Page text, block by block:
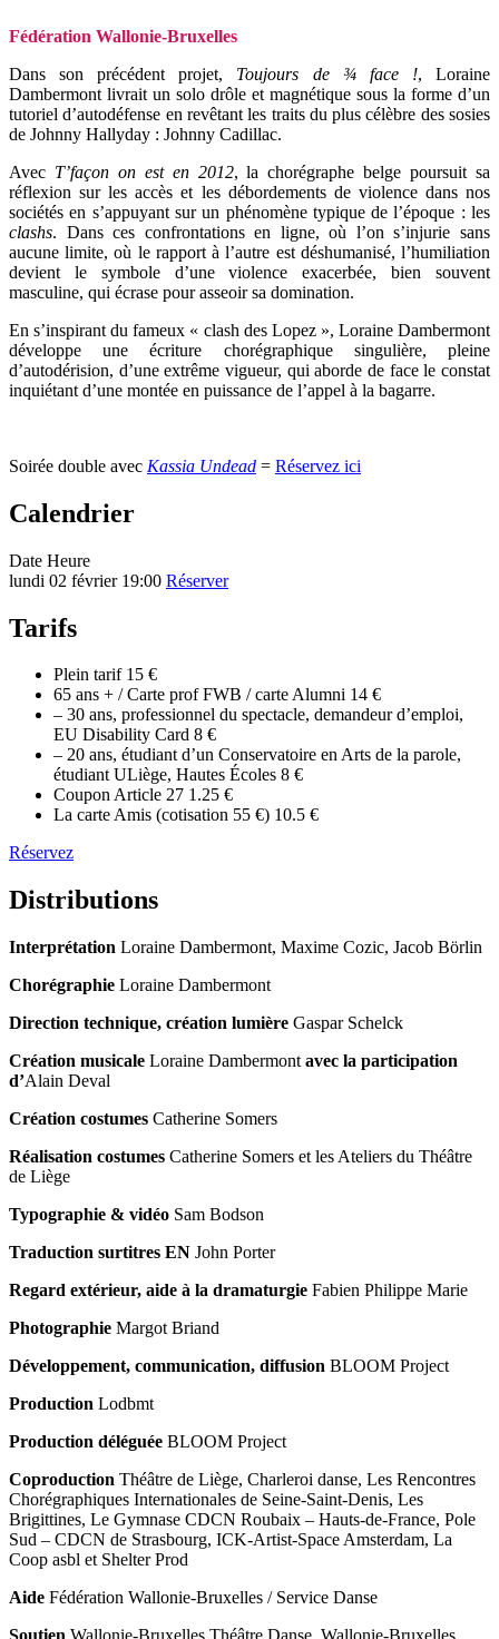
Fédération Wallonie-Bruxelles
Dans son précédent projet, Toujours de ¾ face !, Loraine
Dambermont livrait un solo drôle et magnétique sous la forme d’un
tutoriel d’autodéfense en revêtant les traits du plus célèbre des sosies
de Johnny Hallyday : Johnny Cadillac.
Avec T’façon on est en 2012, la chorégraphe belge poursuit sa
réflexion sur les accès et les débordements de violence dans nos
sociétés en s’appuyant sur un phénomène typique de l’époque : les
clashs. Dans ces confrontations en ligne, où l’on s’injurie sans
aucune limite, où le rapport à l’autre est déshumanisé, l’humiliation
devient le symbole d’une violence exacerbée, bien souvent
masculine, qui écrase pour asseoir sa domination.
En s’inspirant du fameux « clash des Lopez », Loraine Dambermont
développe une écriture chorégraphique singulière, pleine
d’autodérision, d’une extrême vigueur, qui aborde de face le constat
inquiétant d’une montée en puissance de l’appel à la bagarre.
Soirée double avec Kassia Undead = Réservez ici
Calendrier
Date Heure
lundi 02 février 19:00 Réserver
Tarifs
Plein tarif 15 €
65 ans + / Carte prof FWB / carte Alumni 14 €
– 30 ans, professionnel du spectacle, demandeur d’emploi,
EU Disability Card 8 €
– 20 ans, étudiant d’un Conservatoire en Arts de la parole,
étudiant ULiège, Hautes Écoles 8 €
Coupon Article 27 1.25 €
La carte Amis (cotisation 55 €) 10.5 €
Réservez
Distributions
Interprétation Loraine Dambermont, Maxime Cozic, Jacob Börlin
Chorégraphie Loraine Dambermont
Direction technique, création lumière Gaspar Schelck
Création musicale Loraine Dambermont avec la participation
d’Alain Deval
Création costumes Catherine Somers
Réalisation costumes Catherine Somers et les Ateliers du Théâtre
de Liège
Typographie & vidéo Sam Bodson
Traduction surtitres EN John Porter
Regard extérieur, aide à la dramaturgie Fabien Philippe Marie
Photographie Margot Briand
Développement, communication, diffusion BLOOM Project
Production Lodbmt
Production déléguée BLOOM Project
Coproduction Théâtre de Liège, Charleroi danse, Les Rencontres
Chorégraphiques Internationales de Seine-Saint-Denis, Les
Brigittines, Le Gymnase CDCN Roubaix – Hauts-de-France, Pole
Sud – CDCN de Strasbourg, ICK-Artist-Space Amsterdam, La
Coop asbl et Shelter Prod
Aide Fédération Wallonie-Bruxelles / Service Danse